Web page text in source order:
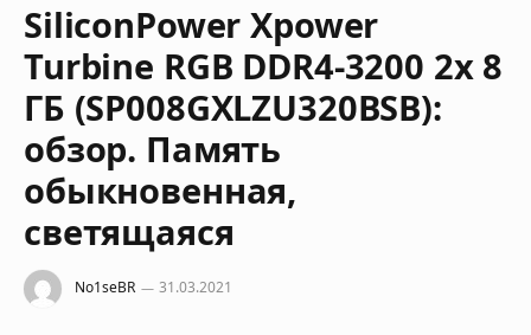
SiliconPower Xpower
Turbine RGB DDR4-3200 2х 8
ГБ (SP008GXLZU320BSB):
обзор. Память
обыкновенная,
светящаяся
No1seBR 31.03.2021